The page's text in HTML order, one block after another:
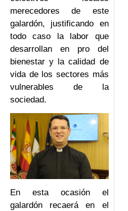
merecedores de este
galardón, justificando en
todo caso la labor que
desarrollan en pro del
bienestar y la calidad de
vida de los sectores más
vulnerables de la
sociedad.
En esta ocasión el
galardón recaerá en el